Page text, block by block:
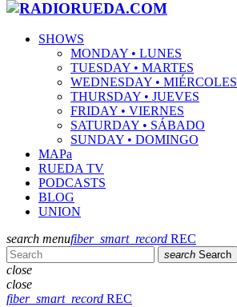
SHOWS
MONDAY • LUNES
TUESDAY • MARTES
WEDNESDAY • MIÉRCOLES
THURSDAY • JUEVES
FRIDAY • VIERNES
SATURDAY • SÁBADO
SUNDAY • DOMINGO
MAPa
RUEDA TV
PODCASTS
BLOG
UNION
search menufiber_smart_record REC
search Search
close
close
fiber_smart_record REC